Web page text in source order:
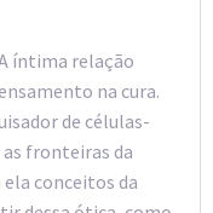
íntima relação
na cura.
de células-
fronteiras da
conceitos da